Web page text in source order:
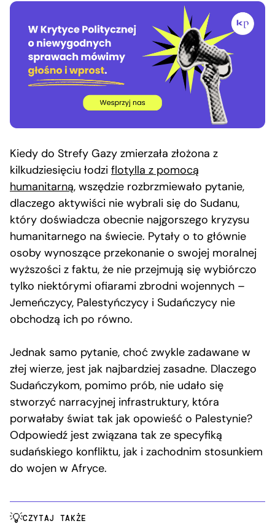
Kiedy do Strefy Gazy zmierzała złożona z
kilkudziesięciu łodzi flotylla z pomocą
humanitarną, wszędzie rozbrzmiewało pytanie,
dlaczego aktywiści nie wybrali się do Sudanu,
który doświadcza obecnie najgorszego kryzysu
humanitarnego na świecie. Pytały o to głównie
osoby wynoszące przekonanie o swojej moralnej
wyższości z faktu, że nie przejmują się wybiórczo
tylko niektórymi ofiarami zbrodni wojennych –
Jemeńczycy, Palestyńczycy i Sudańczycy nie
obchodzą ich po równo.
Jednak samo pytanie, choć zwykle zadawane w
złej wierze, jest jak najbardziej zasadne. Dlaczego
Sudańczykom, pomimo prób, nie udało się
stworzyć narracyjnej infrastruktury, która
porwałaby świat tak jak opowieść o Palestynie?
Odpowiedź jest związana tak ze specyfiką
sudańskiego konfliktu, jak i zachodnim stosunkiem
do wojen w Afryce.
CZYTAJ TAKŻE